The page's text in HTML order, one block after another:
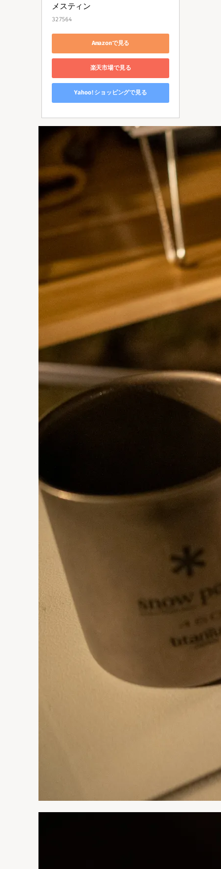
メスティン
327564
Amazonで見る
楽天市場で見る
Yahoo!ショッピングで見る